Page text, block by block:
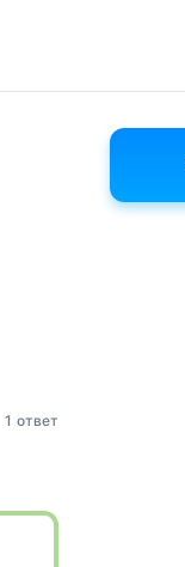
1 ответ